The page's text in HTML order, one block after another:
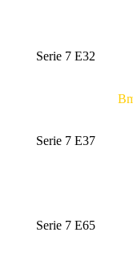
Serie 7 E32
Serie 7 E37
Serie 7 E65